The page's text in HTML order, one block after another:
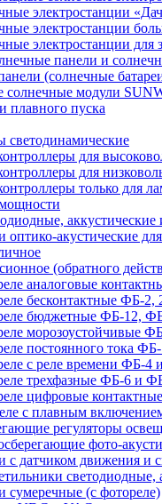
электростанции
электростанции
электростанции
панели и
(солнечные
солнечные модули
плавного пуска
светодинамические
для
для
только для
оптико-акустические
(обратного
аналоговые
бесконтактные ФБ-2,
бюджетные ФБ-12,
морозоустойчивые
постоянного тока
с реле времени ФБ-
трехфазные ФБ-6 и
цифровые
с плавным
регуляторы
фото-
с датчиком движения и
светодиодные,
сумеречные (с фотореле)